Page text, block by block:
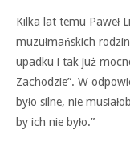
Kilka lat temu Paweł
muzułmańskich
upadku i tak już
Zachodzie”. W
było silne, nie
by ich nie było.”